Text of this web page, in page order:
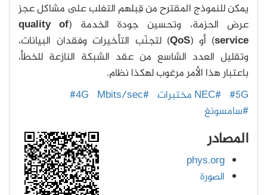
يمكن للنموذج المقترح من قِبلهم التغلب على مشاكل عجز
عرض الحزمة، وتحسين جودة الخدمة (
quality of
service) أو (QoS) لتجنّب التأخيرات وفقدان البيانات،
وتقليل العدد الشاسع من عقد الشبكة النازعة للخطأ،
باعتبار هذا الأمر مرغوب لهكذا نظام.
#5G #NEC مختبرات #Mbits/sec
#4G
#سامسونغ
المصادر
phys.org
الصورة